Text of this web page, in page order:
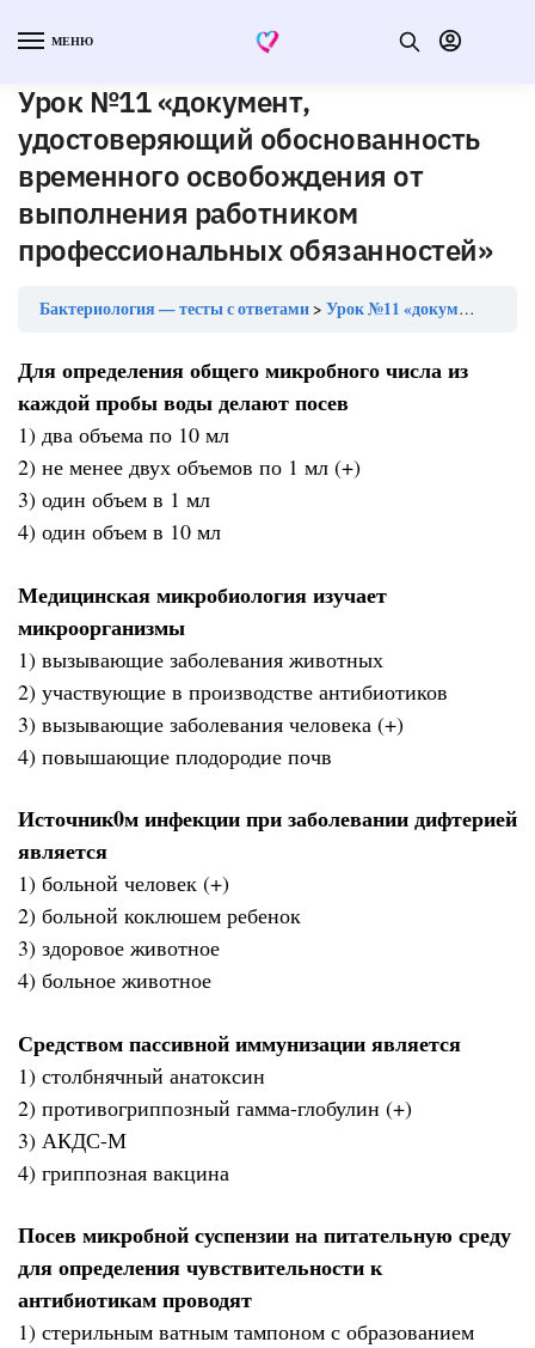
МЕНЮ
Урок №11 «документ,
удостоверяющий обоснованность
временного освобождения от
выполнения работником
профессиональных обязанностей»
Бактериология — тесты с ответами Урок №11 «документ, удостоверяющий обоснованность временного освобождения от выполнения работником профессиональных обязанностей»
Для определения общего микробного числа из
каждой пробы воды делают посев
1) два объема по 10 мл
2) не менее двух объемов по 1 мл (+)
3) один объем в 1 мл
4) один объем в 10 мл
Медицинская микробиология изучает
микроорганизмы
1) вызывающие заболевания животных
2) участвующие в производстве антибиотиков
3) вызывающие заболевания человека (+)
4) повышающие плодородие почв
Источник0м инфекции при заболевании дифтерией
является
1) больной человек (+)
2) больной коклюшем ребенок
3) здоровое животное
4) больное животное
Средством пассивной иммунизации является
1) столбнячный анатоксин
2) противогриппозный гамма-глобулин (+)
3) АКДС-М
4) гриппозная вакцина
Посев микробной суспензии на питательную среду
для определения чувствительности к
антибиотикам проводят
1) стерильным ватным тампоном с образованием